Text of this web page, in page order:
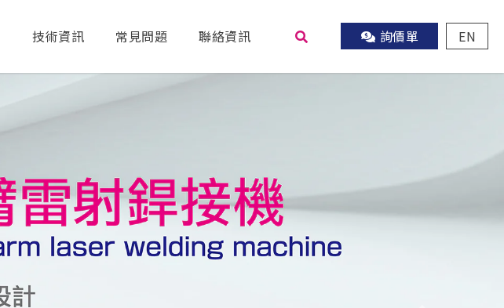
技術資訊 常見問題 聯絡資訊 詢價單 EN